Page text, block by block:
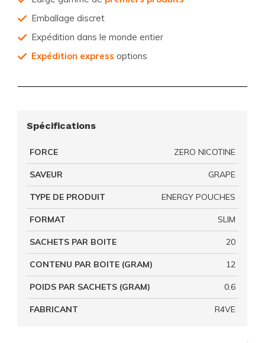
Emballage discret
Expédition dans le monde entier
Expédition express options
Spécifications
FORCE ZERO NICOTINE
SAVEUR GRAPE
TYPE DE PRODUIT ENERGY POUCHES
FORMAT SLIM
SACHETS PAR BOITE 20
CONTENU PAR BOITE (GRAM) 12
POIDS PAR SACHETS (GRAM) 0.6
FABRICANT R4VE